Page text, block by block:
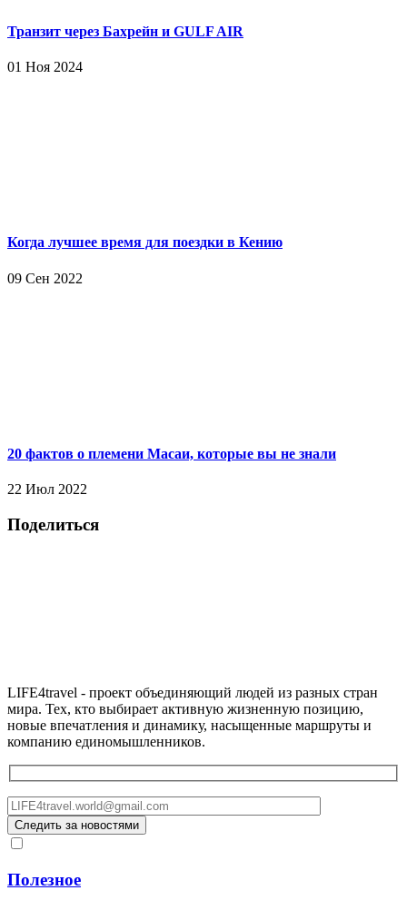
Транзит через Бахрейн и GULF AIR
01 Ноя 2024
Когда лучшее время для поездки в Кению
09 Сен 2022
20 фактов о племени Масаи, которые вы не знали
22 Июл 2022
Поделиться
LIFE4travel - проект объединяющий людей из разных стран
мира. Тех, кто выбирает активную жизненную позицию,
новые впечатления и динамику, насыщенные маршруты и
компанию единомышленников.
Полезное